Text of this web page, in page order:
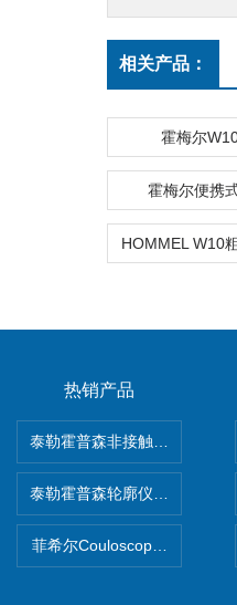
相关产品：
霍梅尔
霍梅尔便携
热销产品
泰勒霍普森非接触式轮廓仪
泰勒霍普森轮廓仪|TAYLOR
菲希尔Couloscope CMS2电